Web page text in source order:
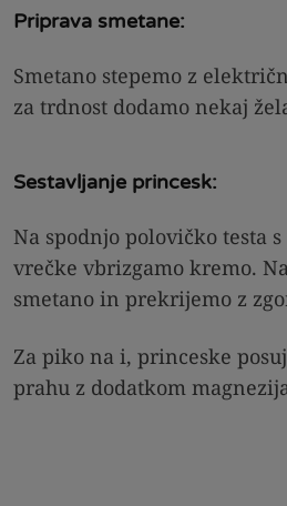
Priprava smetane:
Smetano stepemo z
za trdnost dodamo nekaj
Sestavljanje princesk:
Na spodnjo polovičko testa
vrečke vbrizgamo kremo.
smetano in prekrijemo z
Za piko na i, princeske
prahu z dodatkom